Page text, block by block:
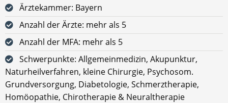
Ärztekammer: Bayern
Anzahl der Ärzte: mehr als 5
Anzahl der MFA: mehr als 5
Schwerpunkte: Allgemeinmedizin, Akupunktur,
Naturheilverfahren, kleine Chirurgie, Psychosom.
Grundversorgung, Diabetologie, Schmerztherapie,
Homöopathie, Chirotherapie & Neuraltherapie